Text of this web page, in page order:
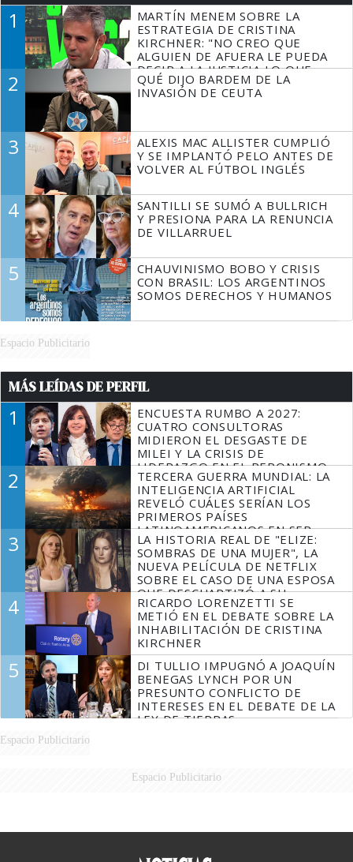
1
MARTÍN MENEM SOBRE LA
ESTRATEGIA DE CRISTINA
KIRCHNER: "NO CREO QUE
ALGUIEN DE AFUERA LE PUEDA
DECIR A LA JUSTICIA LO QUE
TIENE QUE HACER"
2
QUÉ DIJO BARDEM DE LA
INVASIÓN DE CEUTA
3
ALEXIS MAC ALLISTER CUMPLIÓ
Y SE IMPLANTÓ PELO ANTES DE
VOLVER AL FÚTBOL INGLÉS
4
SANTILLI SE SUMÓ A BULLRICH
Y PRESIONA PARA LA RENUNCIA
DE VILLARRUEL
5
CHAUVINISMO BOBO Y CRISIS
CON BRASIL: LOS ARGENTINOS
SOMOS DERECHOS Y HUMANOS
Espacio Publicitario
MÁS LEÍDAS DE PERFIL
1
ENCUESTA RUMBO A 2027:
CUATRO CONSULTORAS
MIDIERON EL DESGASTE DE
MILEI Y LA CRISIS DE
LIDERAZGO EN EL PERONISMO
2
TERCERA GUERRA MUNDIAL: LA
INTELIGENCIA ARTIFICIAL
REVELÓ CUÁLES SERÍAN LOS
PRIMEROS PAÍSES
LATINOAMERICANOS EN SER
DERROTADOS
3
LA HISTORIA REAL DE "ELIZE:
SOMBRAS DE UNA MUJER", LA
NUEVA PELÍCULA DE NETFLIX
SOBRE EL CASO DE UNA ESPOSA
QUE DESCUARTIZÓ A SU
MARIDO
4
RICARDO LORENZETTI SE
METIÓ EN EL DEBATE SOBRE LA
INHABILITACIÓN DE CRISTINA
KIRCHNER
5
DI TULLIO IMPUGNÓ A JOAQUÍN
BENEGAS LYNCH POR UN
PRESUNTO CONFLICTO DE
INTERESES EN EL DEBATE DE LA
LEY DE TIERRAS
Espacio Publicitario
Espacio Publicitario